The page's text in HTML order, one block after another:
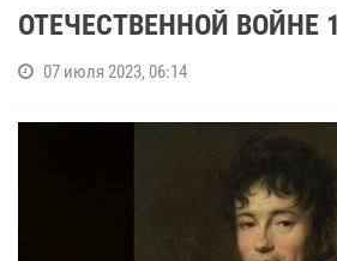
ОТЕЧЕСТВЕННОЙ ВОЙНЕ
07 июля 2023, 06:14